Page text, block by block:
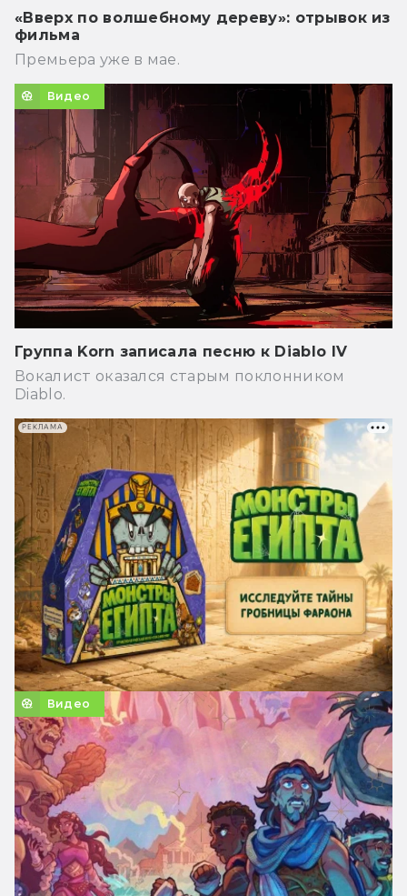
«Вверх по волшебному дереву»: отрывок из
фильма
Премьера уже в мае.
Видео
Группа Korn записала песню к Diablo IV
Вокалист оказался старым поклонником
Diablo.
Видео
РЕКЛАМА